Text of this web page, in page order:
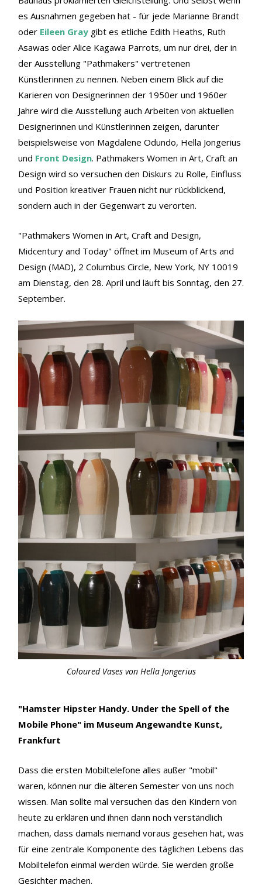
es Ausnahmen gegeben hat - für jede Marianne Brandt
oder Eileen Gray gibt es etliche Edith Heaths, Ruth
Asawas oder Alice Kagawa Parrots, um nur drei, der in
der Ausstellung "Pathmakers" vertretenen
Künstlerinnen zu nennen. Neben einem Blick auf die
Karieren von Designerinnen der 1950er und 1960er
Jahre wird die Ausstellung auch Arbeiten von aktuellen
Designerinnen und Künstlerinnen zeigen, darunter
beispielsweise von Magdalene Odundo, Hella Jongerius
und Front Design. Pathmakers Women in Art, Craft an
Design wird so versuchen den Diskurs zu Rolle, Einfluss
und Position kreativer Frauen nicht nur rückblickend,
sondern auch in der Gegenwart zu verorten.
"Pathmakers Women in Art, Craft and Design,
Midcentury and Today" öffnet im Museum of Arts and
Design (MAD), 2 Columbus Circle, New York, NY 10019
am Dienstag, den 28. April und läuft bis Sonntag, den 27.
September.
Coloured Vases von Hella Jongerius
"Hamster Hipster Handy. Under the Spell of the
Mobile Phone" im Museum Angewandte Kunst,
Frankfurt
Dass die ersten Mobiltelefone alles außer "mobil"
waren, können nur die älteren Semester von uns noch
wissen. Man sollte mal versuchen das den Kindern von
heute zu erklären und ihnen dann noch verständlich
machen, dass damals niemand voraus gesehen hat, was
für eine zentrale Komponente des täglichen Lebens das
Mobiltelefon einmal werden würde. Sie werden große
Gesichter machen.